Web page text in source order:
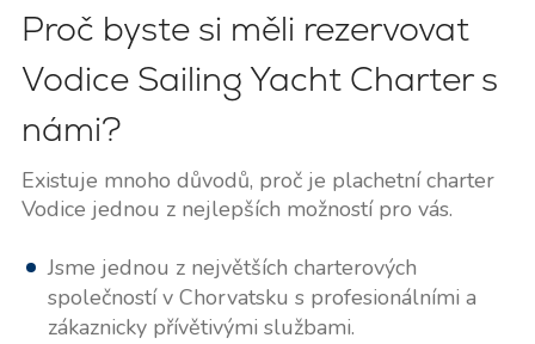
Proč byste si měli rezervovat
Vodice Sailing Yacht Charter s
námi?
Existuje mnoho důvodů, proč je plachetní charter
Vodice jednou z nejlepších možností pro vás.
Jsme jednou z největších charterových
společností v Chorvatsku s profesionálními a
zákaznicky přívětivými službami.